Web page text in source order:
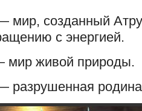
мир, созданный
с энергией.
мир живой природы.
разрушенная